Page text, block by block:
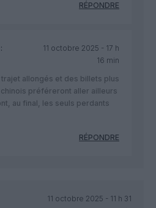
RÉPONDRE
11 octobre 2025 - 17 h
16 min
allongés et des billets plus
préféreront aller ailleurs
au final, les seuls perdants
RÉPONDRE
11 octobre 2025 - 11 h 31